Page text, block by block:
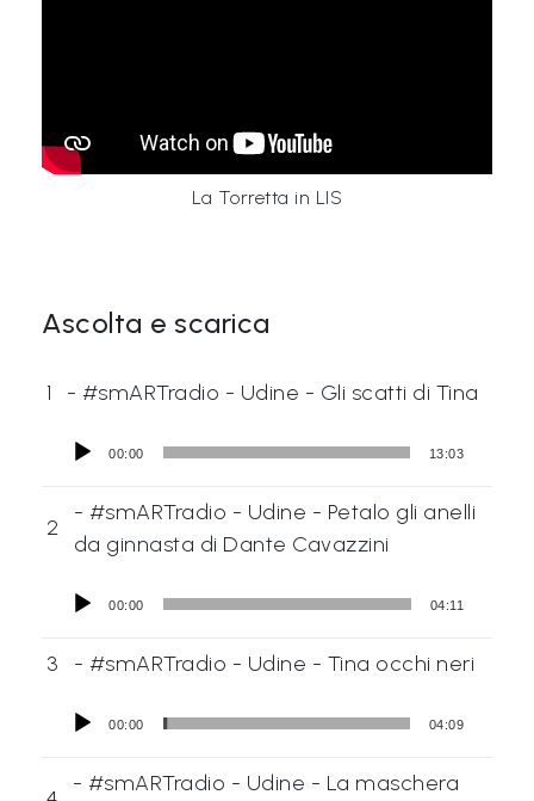
La Torretta in LIS
Ascolta e scarica
1 - #smARTradio - Udine - Gli scatti di Tina
00:00 13:03
2
- #smARTradio - Udine - Petalo gli anelli
da ginnasta di Dante Cavazzini
00:00 04:11
3 - #smARTradio - Udine - Tina occhi neri
00:00 04:09
- #smARTradio - Udine - La maschera